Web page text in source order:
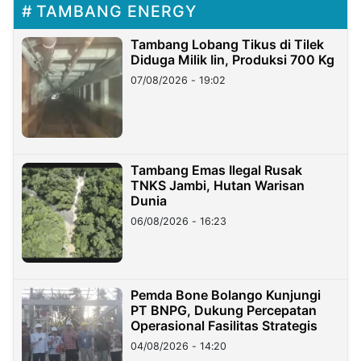
TAMBANG ENERGY
Tambang Lobang Tikus di Tilek
Diduga Milik Iin, Produksi 700 Kg
07/08/2026 - 19:02
Tambang Emas Ilegal Rusak
TNKS Jambi, Hutan Warisan
Dunia
06/08/2026 - 16:23
Pemda Bone Bolango Kunjungi
PT BNPG, Dukung Percepatan
Operasional Fasilitas Strategis
04/08/2026 - 14:20